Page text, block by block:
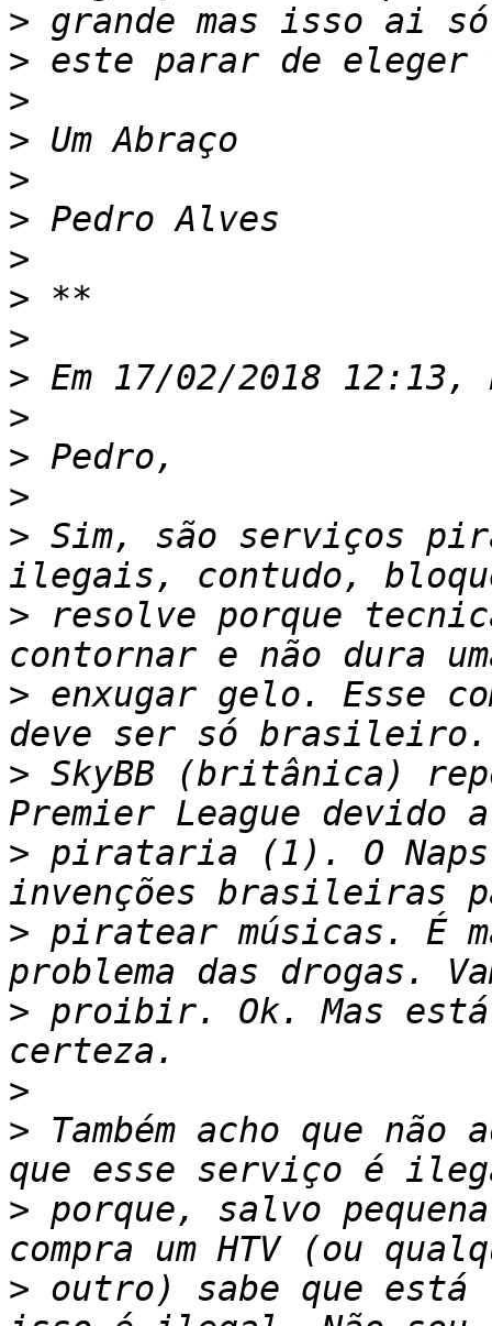
>
>
>
>
>
>
>
>
>
>
>
>
>
> Sim, são serviços
> resolve porque
> enxugar gelo. Esse
> SkyBB (britânica)
> pirataria (1). O
> piratear músicas. É
> proibir. Ok. Mas está
>
> Também acho que
> porque, salvo pequena
> outro) sabe que